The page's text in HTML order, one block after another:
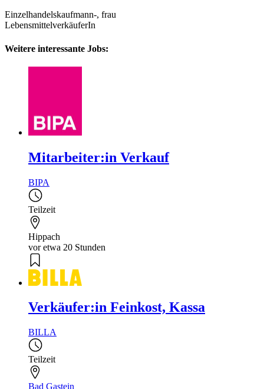
Einzelhandelskaufmann-, frau
LebensmittelverkäuferIn
Weitere interessante Jobs:
Mitarbeiter:in Verkauf
BIPA
Teilzeit
Hippach
vor etwa 20 Stunden
Verkäufer:in Feinkost, Kassa
BILLA
Teilzeit
Bad Gastein